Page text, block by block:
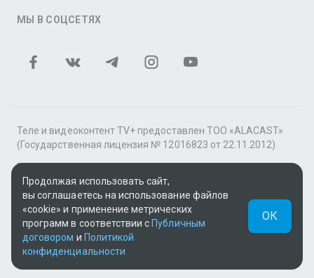
МЫ В СОЦСЕТЯХ
Теле и видеоконтент TV+ предоставлен ТОО «ALACAST»
(Государственная лицензия № 12016823 от 22.11.2012).
В рамках услуги «Видео по подписке» для «Пакета
фильмов и сериалов tv+» контент предоставляется
онлайн-кинотеатром MEGOGO.
Поддержка: tvplus@telecom.kz
v3.9.15 | SSR
UUID: b1744661-14cb-4b90-a2b4-43a41af7a223
Продолжая использовать сайт,
вы соглашаетесь на использование файлов
«cookie» и применение метрических
программ в соответствии с Публичным
договором и Политикой
конфиденциальности
ОК